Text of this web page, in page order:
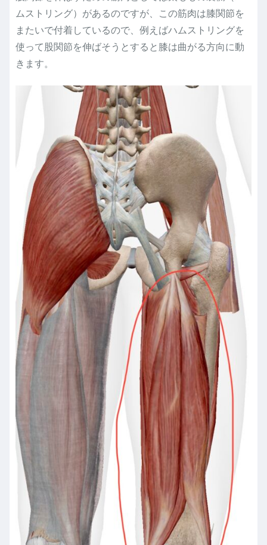
ムストリング）があるのですが、この筋肉は膝関節を
またいで付着しているので、例えばハムストリングを
使って股関節を伸ばそうとすると膝は曲がる方向に動
きます。